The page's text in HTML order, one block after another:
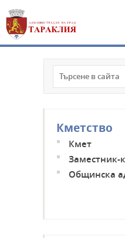
Кметство
Кмет
Заместник-
Общинска